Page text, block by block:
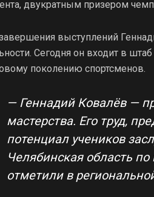
двукратным призером
выступлений
Сегодня он входит в
поколению спортсменов.
— Геннадий Ковалёв —
мастерства. Его труд,
потенциал учеников
Челябинская область
отметили в